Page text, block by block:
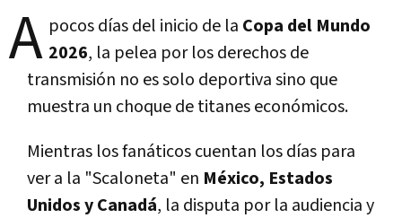
A pocos días del inicio de la Copa del Mundo
2026, la pelea por los derechos de
transmisión no es solo deportiva sino que
muestra un choque de titanes económicos.
Mientras los fanáticos cuentan los días para
ver a la "Scaloneta" en México, Estados
Unidos y Canadá, la disputa por la audiencia y